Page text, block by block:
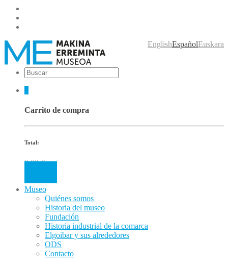
Euskara
Español
English
Carrito de compra
Total:
0.00€
Museo
Quiénes somos
Historia del museo
Fundación
Historia industrial de la comarca
Elgoibar y sus alrededores
ODS
Contacto